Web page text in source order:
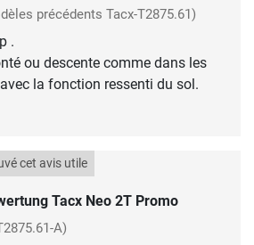
précédents Tacx-T2875.61)
.
ou descente comme dans les
la fonction ressenti du sol.
Tacx Neo 2T Promo
cet avis utile
A)